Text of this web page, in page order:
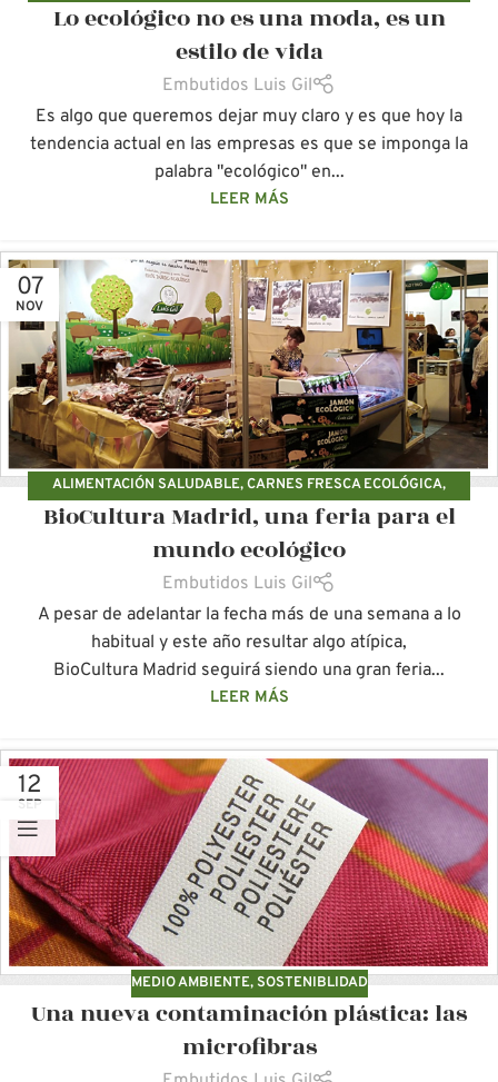
ECOLÓGICOS,MEDIO AMBIENTE,PRODUCCIÓN ECOLÓGICA
Lo ecológico no es una moda, es un
estilo de vida
Embutidos Luis Gil
Es algo que queremos dejar muy claro y es que hoy la
tendencia actual en las empresas es que se imponga la
palabra "ecológico" en...
LEER MÁS
07
NOV
ALIMENTACIÓN SALUDABLE,CARNES FRESCA ECOLÓGICA,
CERDOS ECOLÓGICOS,EMBUTIDOS ECOLÓGICOS LUIS GIL
BioCultura Madrid, una feria para el
mundo ecológico
Embutidos Luis Gil
A pesar de adelantar la fecha más de una semana a lo
habitual y este año resultar algo atípica,
BioCultura Madrid seguirá siendo una gran feria...
LEER MÁS
12
SEP
MEDIO AMBIENTE, SOSTENIBLIDAD
Una nueva contaminación plástica: las
microfibras